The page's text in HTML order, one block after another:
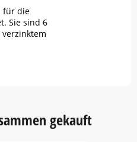
für die
Sie sind 6
gekauft